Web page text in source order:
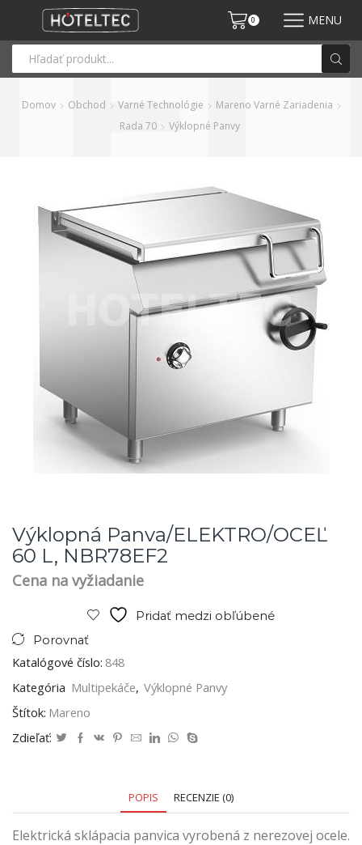
0 MENU
Domov Obchod Varné Technológie
Mareno Varné Zariadenia
Rada 70
Výklopné Panvy
Výklopná Panva/ELEKTRO/OCEĽ
60 L, NBR78EF2
Cena na vyžiadanie
Pridať medzi obľúbené
Porovnať
Katalógové číslo: 848
Kategória Multipekáče, Výklopné Panvy
Štítok: Mareno
Zdieľať:
POPIS RECENZIE (0)
Elektrická sklápacia panvica vyrobená z nerezovej ocele.